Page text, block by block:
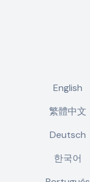
English
繁體中文
Deutsch
한국어